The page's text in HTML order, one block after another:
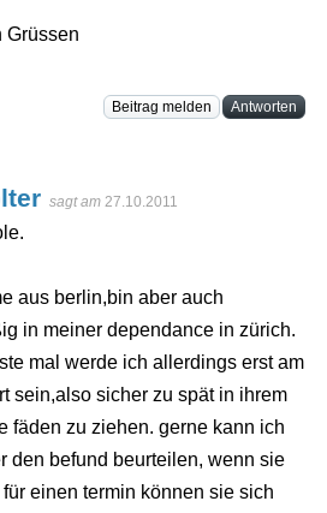
Grüssen
Beitrag melden Antworten
sagt am 27.10.2011
aus berlin,bin aber auch
in meiner dependance in zürich.
mal werde ich allerdings erst am
sein,also sicher zu spät in ihrem
fäden zu ziehen. gerne kann ich
den befund beurteilen, wenn sie
für einen termin können sie sich